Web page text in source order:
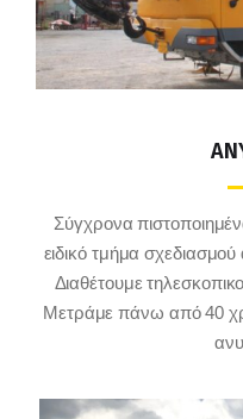
Σύγχρονα
ειδικό τμήμα
Διαθέτουμε
Μετράμε πάνω από 40